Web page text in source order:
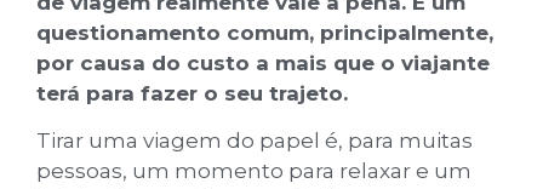
Ler mais +
questionamento comum, principalmente,
por causa do custo a mais que o viajante
terá para fazer o seu trajeto.
Tirar uma viagem do papel é, para muitas
pessoas, um momento para relaxar e um